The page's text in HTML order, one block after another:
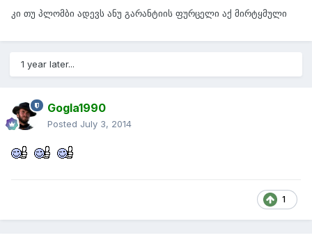
კი თუ პლომბი ადევს ანუ გარანტიის ფურცელი აქ მირტყმული
1 year later...
Gogla1990
Posted July 3, 2014
1